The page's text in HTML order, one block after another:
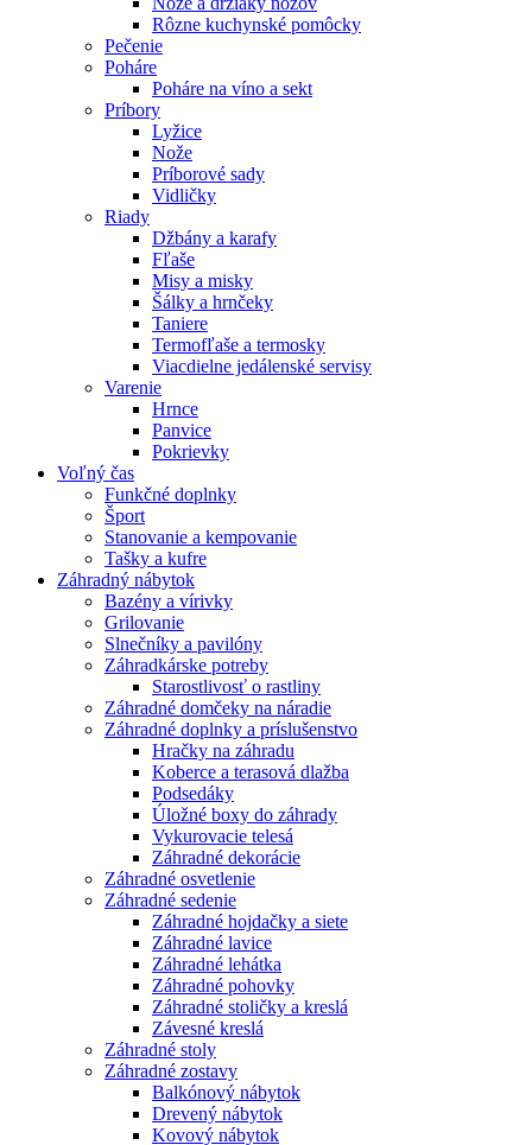
Rôzne kuchynské pomôcky
Pečenie
Poháre
Poháre na víno a sekt
Príbory
Lyžice
Nože
Príborové sady
Vidličky
Riady
Džbány a karafy
Fľaše
Misy a misky
Šálky a hrnčeky
Taniere
Termofľaše a termosky
Viacdielne jedálenské servisy
Varenie
Hrnce
Panvice
Pokrievky
Voľný čas
Funkčné doplnky
Šport
Stanovanie a kempovanie
Tašky a kufre
Záhradný nábytok
Bazény a vírivky
Grilovanie
Slnečníky a pavilóny
Záhradkárske potreby
Starostlivosť o rastliny
Záhradné domčeky na náradie
Záhradné doplnky a príslušenstvo
Hračky na záhradu
Koberce a terasová dlažba
Podsedáky
Úložné boxy do záhrady
Vykurovacie telesá
Záhradné dekorácie
Záhradné osvetlenie
Záhradné sedenie
Záhradné hojdačky a siete
Záhradné lavice
Záhradné lehátka
Záhradné pohovky
Záhradné stoličky a kreslá
Závesné kreslá
Záhradné stoly
Záhradné zostavy
Balkónový nábytok
Drevený nábytok
Kovový nábytok